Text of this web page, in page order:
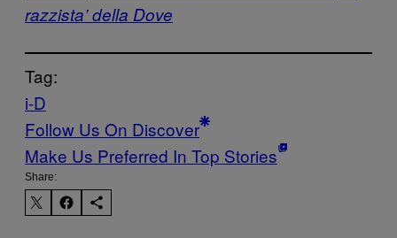
razzista’ della Dove
Tag:
i-D
Follow Us On Discover
Make Us Preferred In Top Stories
Share: